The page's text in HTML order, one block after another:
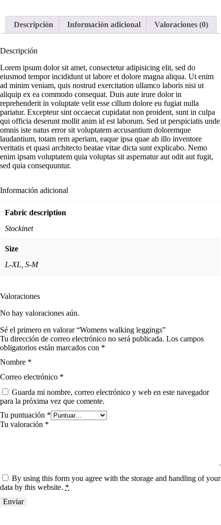
Descripción Información adicional Valoraciones (0)
Descripción
Lorem ipsum dolor sit amet, consectetur adipisicing elit, sed do
eiusmod tempor incididunt ut labore et dolore magna aliqua. Ut enim
ad minim veniam, quis nostrud exercitation ullamco laboris nisi ut
aliquip ex ea commodo consequat. Duis aute irure dolor in
reprehenderit in voluptate velit esse cillum dolore eu fugiat nulla
pariatur. Excepteur sint occaecat cupidatat non proident, sunt in culpa
qui officia deserunt mollit anim id est laborum. Sed ut perspiciatis unde
omnis iste natus error sit voluptatem accusantium doloremque
laudantium, totam rem aperiam, eaque ipsa quae ab illo inventore
veritatis et quasi architecto beatae vitae dicta sunt explicabo. Nemo
enim ipsam voluptatem quia voluptas sit aspernatur aut odit aut fugit,
sed quia consequuntur.
Información adicional
Fabric description
Stockinet
Size
L-XL, S-M
Valoraciones
No hay valoraciones aún.
Sé el primero en valorar “Womens walking leggings”
Tu dirección de correo electrónico no será publicada. Los campos
obligatorios están marcados con *
Nombre *
Correo electrónico *
Guarda mi nombre, correo electrónico y web en este navegador
para la próxima vez que comente.
Tu puntuación *
Tu valoración *
By using this form you agree with the storage and handling of your
data by this website. *